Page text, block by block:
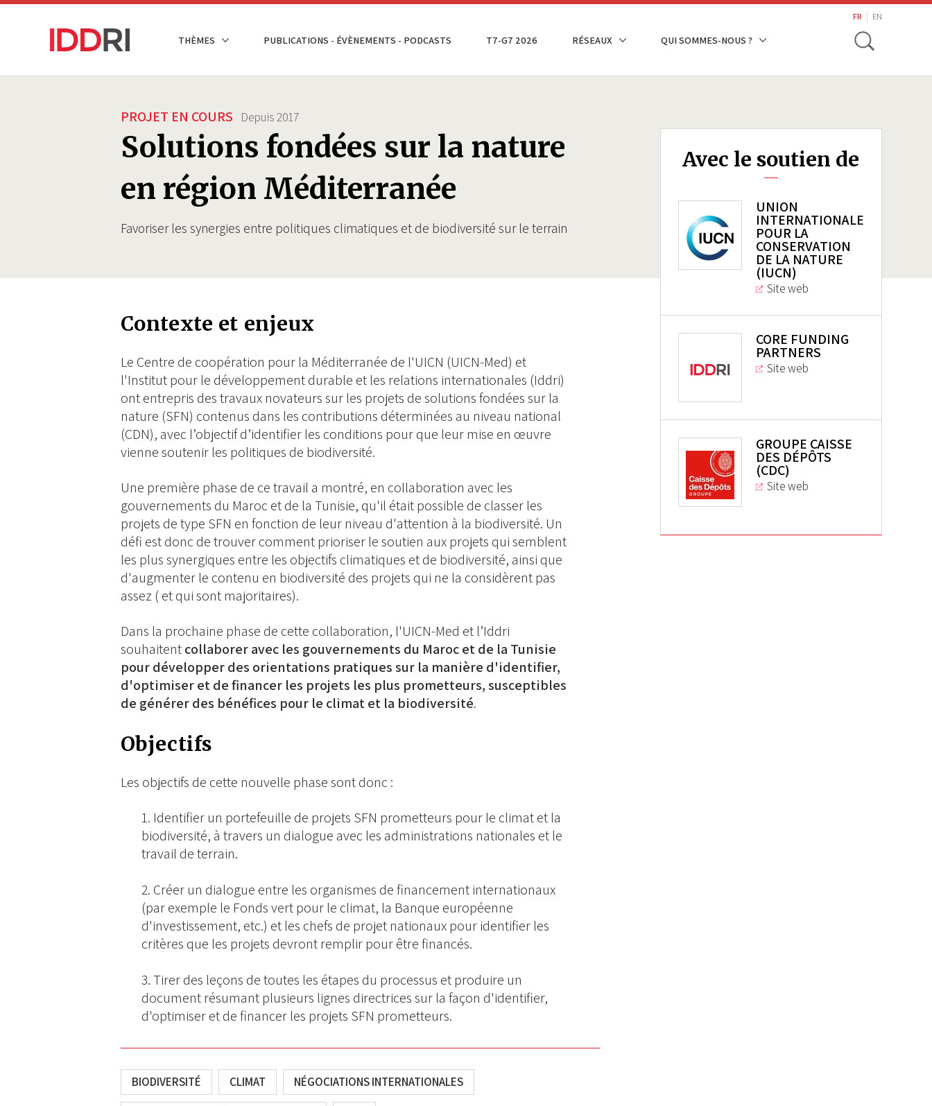
Aller
NAVIGATION
THÈMES PUBLICATIONS - ÉVÈNEMENTS - PODCASTS T7-G7 2026 RÉSEAUX QUI SOMMES-NOUS ?
FR EN
Toggle
PROJET EN COURS Depuis2017
Solutions fondées sur la nature
en région Méditerranée
Favoriser les synergies entre politiques climatiques et de biodiversité sur le terrain
Contexte et enjeux
Le Centre de coopération pour la Méditerranée de l'UICN (UICN-Med) et
l'Institut pour le développement durable et les relations internationales (Iddri)
ont entrepris des travaux novateurs sur les projets de solutions fondées sur la
nature (SFN) contenus dans les contributions déterminées au niveau national
(CDN), avec l’objectif d’identifier les conditions pour que leur mise en œuvre
vienne soutenir les politiques de biodiversité.
Une première phase de ce travail a montré, en collaboration avec les
gouvernements du Maroc et de la Tunisie, qu'il était possible de classer les
projets de type SFN en fonction de leur niveau d'attention à la biodiversité. Un
défi est donc de trouver comment prioriser le soutien aux projets qui semblent
les plus synergiques entre les objectifs climatiques et de biodiversité, ainsi que
d'augmenter le contenu en biodiversité des projets qui ne la considèrent pas
assez ( et qui sont majoritaires).
Dans la prochaine phase de cette collaboration, l'UICN-Med et l’Iddri
souhaitentcollaborer avec les gouvernements du Maroc et de la Tunisie
pour développer des orientations pratiques sur la manière d'identifier,
d'optimiser et de financer les projets les plus prometteurs, susceptibles
de générer des bénéfices pour le climat et la biodiversité.
Objectifs
Les objectifs de cette nouvelle phase sont donc :
Identifier un portefeuille de projets SFN prometteurs pour le climat et la
biodiversité, à travers un dialogue avec les administrations nationales et le
travail de terrain.
Créer un dialogue entre les organismes de financement internationaux
(par exemple le Fonds vert pour le climat, la Banque européenne
d'investissement, etc.) et les chefs de projet nationaux pour identifier les
critères que les projets devront remplir pour être financés.
Tirer des leçons de toutes les étapes du processus et produire un
document résumant plusieurs lignes directrices sur la façon d'identifier,
d'optimiser et de financer les projets SFN prometteurs.
BIODIVERSITÉ CLIMAT NÉGOCIATIONS INTERNATIONALES
Avec le soutien de
UNION
INTERNATIONALE
POUR LA
CONSERVATION
DE LA NATURE
(IUCN)
Site web
CORE FUNDING
PARTNERS
Site web
GROUPE CAISSE
DES DÉPÔTS
(CDC)
Site web